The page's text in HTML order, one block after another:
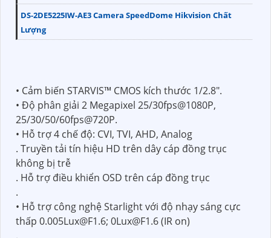
DS-2DE5225IW-AE3 Camera SpeedDome Hikvision Chất
Lượng
• Cảm biến STARVIS™ CMOS kích thước 1/2.8".
• Độ phân giải 2 Megapixel 25/30fps@1080P,
25/30/50/60fps@720P.
• Hỗ trợ 4 chế độ: CVI, TVI, AHD, Analog
. Truyền tải tín hiệu HD trên dây cáp đồng trục
không bị trễ
. Hỗ trợ điều khiển OSD trên cáp đồng trục
.
• Hỗ trợ công nghệ Starlight với độ nhạy sáng cực
thấp 0.005Lux@F1.6; 0Lux@F1.6 (IR on)
.